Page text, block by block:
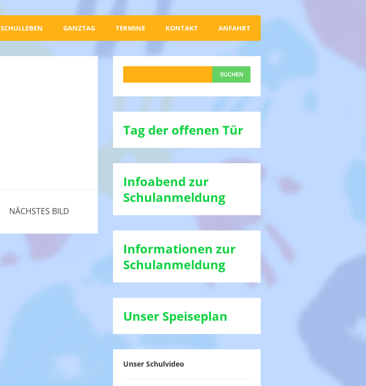
SCHULLEBEN GANZTAG TERMINE KONTAKT ANFAHRT
NÄCHSTES BILD
Tag der offenen Tür
Infoabend zur
Schulanmeldung
Informationen zur
Schulanmeldung
Unser Speiseplan
Unser Schulvideo